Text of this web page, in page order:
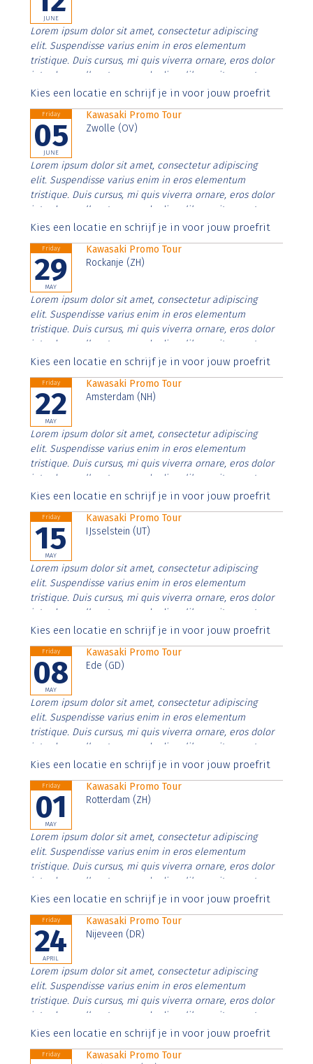
JUNE
Lorem ipsum dolor sit amet, consectetur adipiscing
elit. Suspendisse varius enim in eros elementum
tristique. Duis cursus, mi quis viverra ornare, eros dolor
interdum nulla, ut commodo diam libero vitae erat.
Aenean faucibus nibh et justo cursus id rutrum lorem
Kies een locatie en schrijf je in voor jouw proefrit
Friday
05
JUNE
Kawasaki Promo Tour
Zwolle (OV)
Lorem ipsum dolor sit amet, consectetur adipiscing
elit. Suspendisse varius enim in eros elementum
tristique. Duis cursus, mi quis viverra ornare, eros dolor
interdum nulla, ut commodo diam libero vitae erat.
Aenean faucibus nibh et justo cursus id rutrum lorem
Kies een locatie en schrijf je in voor jouw proefrit
Friday
29
MAY
Kawasaki Promo Tour
Rockanje (ZH)
Lorem ipsum dolor sit amet, consectetur adipiscing
elit. Suspendisse varius enim in eros elementum
tristique. Duis cursus, mi quis viverra ornare, eros dolor
interdum nulla, ut commodo diam libero vitae erat.
Aenean faucibus nibh et justo cursus id rutrum lorem
Kies een locatie en schrijf je in voor jouw proefrit
Friday
22
MAY
Kawasaki Promo Tour
Amsterdam (NH)
Lorem ipsum dolor sit amet, consectetur adipiscing
elit. Suspendisse varius enim in eros elementum
tristique. Duis cursus, mi quis viverra ornare, eros dolor
interdum nulla, ut commodo diam libero vitae erat.
Aenean faucibus nibh et justo cursus id rutrum lorem
Kies een locatie en schrijf je in voor jouw proefrit
Friday
15
MAY
Kawasaki Promo Tour
IJsselstein (UT)
Lorem ipsum dolor sit amet, consectetur adipiscing
elit. Suspendisse varius enim in eros elementum
tristique. Duis cursus, mi quis viverra ornare, eros dolor
interdum nulla, ut commodo diam libero vitae erat.
Aenean faucibus nibh et justo cursus id rutrum lorem
Kies een locatie en schrijf je in voor jouw proefrit
Friday
08
MAY
Kawasaki Promo Tour
Ede (GD)
Lorem ipsum dolor sit amet, consectetur adipiscing
elit. Suspendisse varius enim in eros elementum
tristique. Duis cursus, mi quis viverra ornare, eros dolor
interdum nulla, ut commodo diam libero vitae erat.
Aenean faucibus nibh et justo cursus id rutrum lorem
Kies een locatie en schrijf je in voor jouw proefrit
Friday
01
MAY
Kawasaki Promo Tour
Rotterdam (ZH)
Lorem ipsum dolor sit amet, consectetur adipiscing
elit. Suspendisse varius enim in eros elementum
tristique. Duis cursus, mi quis viverra ornare, eros dolor
interdum nulla, ut commodo diam libero vitae erat.
Aenean faucibus nibh et justo cursus id rutrum lorem
Kies een locatie en schrijf je in voor jouw proefrit
Friday
24
APRIL
Kawasaki Promo Tour
Nijeveen (DR)
Lorem ipsum dolor sit amet, consectetur adipiscing
elit. Suspendisse varius enim in eros elementum
tristique. Duis cursus, mi quis viverra ornare, eros dolor
interdum nulla, ut commodo diam libero vitae erat.
Aenean faucibus nibh et justo cursus id rutrum lorem
Kies een locatie en schrijf je in voor jouw proefrit
Friday
Kawasaki Promo Tour